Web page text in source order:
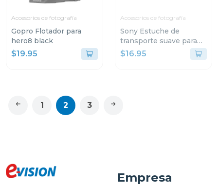
Accesorios de fotografía
Gopro Flotador para
hero8 black
$19.95
Accesorios de fotografía
Sony Estuche de
transporte suave para
video camaras lcsu11b
$16.95
1 2 3
Empresa